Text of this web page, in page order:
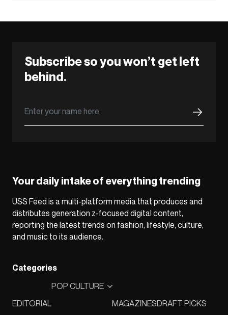
Subscribe so you won’t get left
behind.
Your daily intake of everything trending
USS Feed is a multi-platform media that produces and
distributes generation z-focused digital content,
reporting the latest trends on fashion, lifestyle, culture,
and music to its audience.
Categories
EDITORIAL
POP CULTURE
MAGAZINESDRAFT PICKS